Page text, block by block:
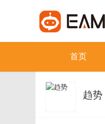
首页
趋势